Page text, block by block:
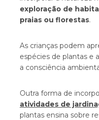
exploração de
praias ou florestas.
As crianças podem
espécies de plantas e
a consciência
Outra forma de
atividades de
plantas ensina sobre